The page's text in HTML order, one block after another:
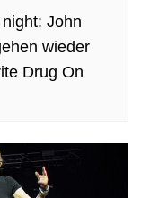
John
wieder
Drug On